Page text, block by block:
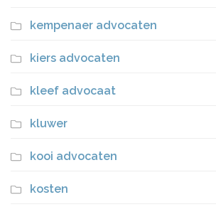
kempenaer advocaten
kiers advocaten
kleef advocaat
kluwer
kooi advocaten
kosten